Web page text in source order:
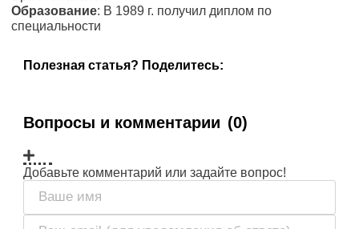
Образование: В 1989 г. получил диплом по
специальности
Полезная статья? Поделитесь:
Вопросы и комментарии (0)
Добавьте комментарий или задайте вопрос!